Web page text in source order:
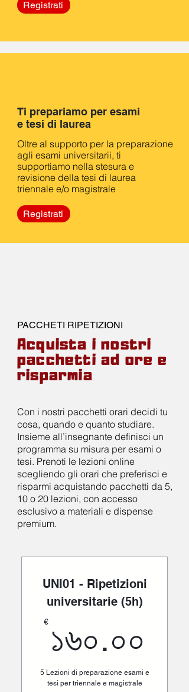
Registrati
Ti prepariamo per esami
e tesi di laurea
Oltre al supporto per la preparazione
agli esami universitarii, ti
supportiamo nella stesura e
revisione della tesi di laurea
triennale e/o magistrale
Registrati
PACCHETI RIPETIZIONI
Acquista i nostri
pacchetti ad ore e
risparmia
Con i nostri pacchetti orari decidi tu
cosa, quando e quanto studiare.
Insieme all’insegnante definisci un
programma su misura per esami o
tesi. Prenoti le lezioni online
scegliendo gli orari che preferisci e
risparmi acquistando pacchetti da 5,
10 o 20 lezioni, con accesso
esclusivo a materiali e dispense
premium.
UNI01 - Ripetizioni
universitarie (5h)
€ ১৬০.০০
5 Lezioni di preparazione esami e
tesi per triennale e magistrale